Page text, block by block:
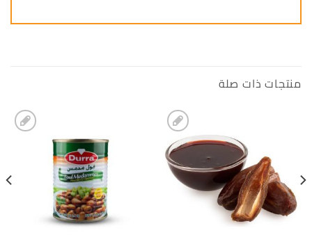
منتجات ذات صلة
إضافة
الى
المفضلة